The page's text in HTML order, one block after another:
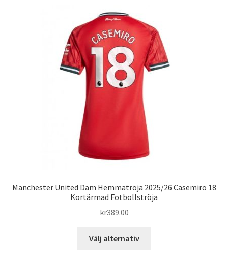
De
olika
alternativen
kan
Manchester United Dam Hemmatröja 2025/26 Casemiro 18
Kortärmad Fotbollströja
kr389.00
Välj alternativ